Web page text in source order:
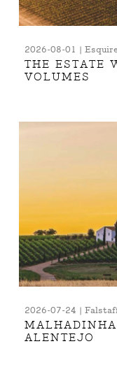
2026-08-01 | Esquire
THE ESTATE
VOLUMES
2026-07-24 |
ALENTEJO